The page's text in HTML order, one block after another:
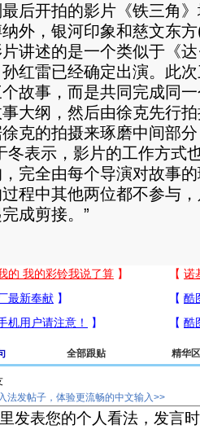
开拍的影片《铁三角》
外，银河印象和慈文东
讲述的是一个类似于《
红雷已经确定出演。此
故事，而是共同完成同
大纲，然后由徐克先行
克的拍摄来琢磨中间部
冬表示，影片的工作方式
完全由每个导演对故事
程中其他两位都不参与
成剪接。”
全部跟贴 精华区
法发帖子，体验更流畅的中文输入>>